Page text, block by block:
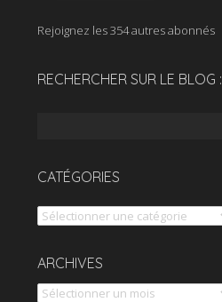
Rejoignez les 354 autres abonnés
RECHERCHER SUR LE BLOG :
CATÉGORIES
Catégories
ARCHIVES
Archives